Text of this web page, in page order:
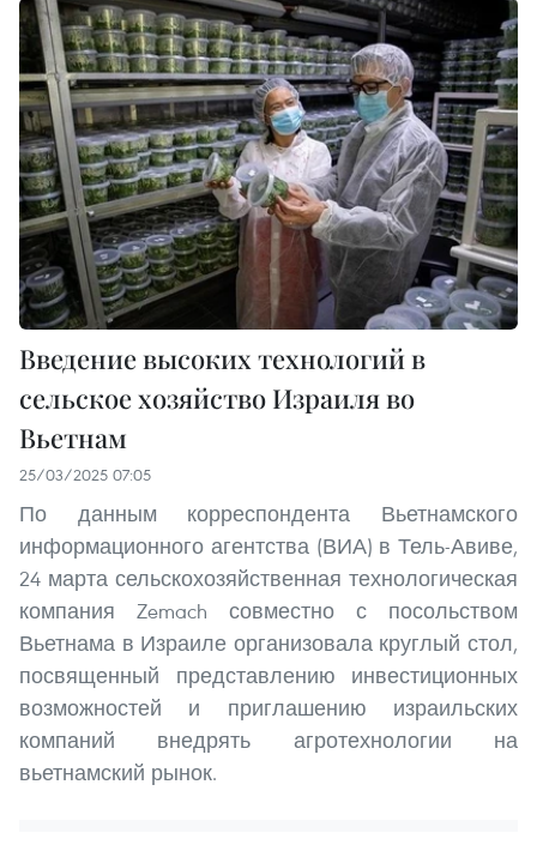
Введение высоких технологий в
сельское хозяйство Израиля во
Вьетнам
25/03/2025 07:05
По данным корреспондента Вьетнамского
информационного агентства (ВИА) в Тель-Авиве,
24 марта сельскохозяйственная технологическая
компания Zemach совместно с посольством
Вьетнама в Израиле организовала круглый стол,
посвященный представлению инвестиционных
возможностей и приглашению израильских
компаний внедрять агротехнологии на
вьетнамский рынок.